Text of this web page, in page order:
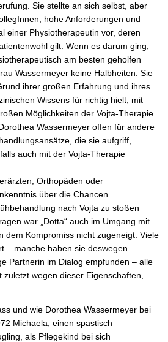
Sie stellte an sich selbst, aber
hohe Anforderungen und
einer Physiotherapeutin vor, deren
gilt. Wenn es darum ging,
am besten geholfen
Wassermeyer keine Halbheiten. Sie
ihrer großen Erfahrung und ihres
Wissens für richtig hielt, mit
Möglichkeiten der Vojta-Therapie
Wassermeyer offen für andere
die sie aufgriff,
auch mit der Vojta-Therapie
Orthopäden oder
über die Chancen
nach Vojta zu stoßen
war „Dotta“ auch im Umgang mit
dem Kompromiss nicht zugeneigt. Viele
– manche haben sie deswegen
Partnerin im Dialog empfunden – alle
wegen dieser Eigenschaften,
und wie Dorothea Wassermeyer bei
Michaela, einen spastisch
als Pflegekind bei sich